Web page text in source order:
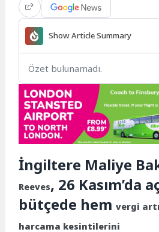
Show Article Summary
Özet bulunamadı.
İngiltere Maliye
Reeves, 26 Kasım’da
bütçede hemvergi
harcama kesintilerini